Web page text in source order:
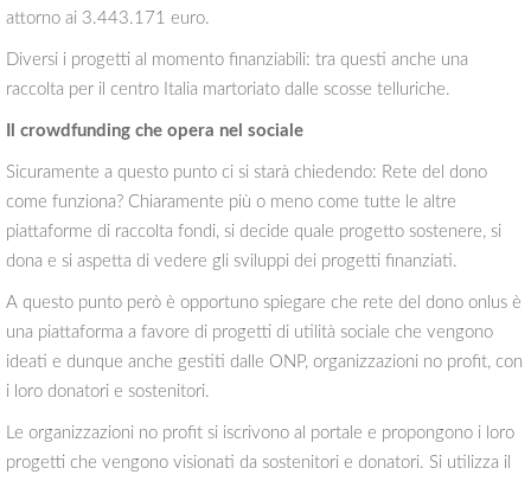
attorno ai 3.443.171 euro.
Diversi i progetti al momento finanziabili: tra questi anche una
raccolta per il centro Italia martoriato dalle scosse telluriche.
Il crowdfunding che opera nel sociale
Sicuramente a questo punto ci si starà chiedendo: Rete del dono
come funziona? Chiaramente più o meno come tutte le altre
piattaforme di raccolta fondi, si decide quale progetto sostenere, si
dona e si aspetta di vedere gli sviluppi dei progetti finanziati.
A questo punto però è opportuno spiegare che rete del dono onlus è
una piattaforma a favore di progetti di utilità sociale che vengono
ideati e dunque anche gestiti dalle ONP, organizzazioni no profit, con
i loro donatori e sostenitori.
Le organizzazioni no profit si iscrivono al portale e propongono i loro
progetti che vengono visionati da sostenitori e donatori. Si utilizza il